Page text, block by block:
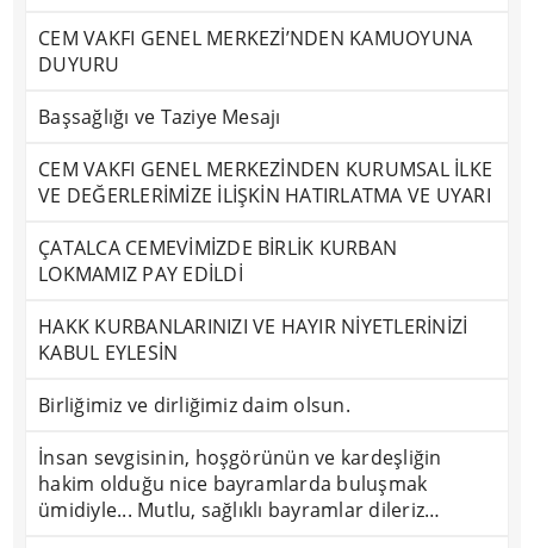
CEM VAKFI GENEL MERKEZİ’NDEN KAMUOYUNA
DUYURU
Başsağlığı ve Taziye Mesajı
CEM VAKFI GENEL MERKEZİNDEN KURUMSAL İLKE
VE DEĞERLERİMİZE İLİŞKİN HATIRLATMA VE UYARI
ÇATALCA CEMEVİMİZDE BİRLİK KURBAN
LOKMAMIZ PAY EDİLDİ
HAKK KURBANLARINIZI VE HAYIR NİYETLERİNİZİ
KABUL EYLESİN
Birliğimiz ve dirliğimiz daim olsun.
İnsan sevgisinin, hoşgörünün ve kardeşliğin
hakim olduğu nice bayramlarda buluşmak
ümidiyle... Mutlu, sağlıklı bayramlar dileriz…